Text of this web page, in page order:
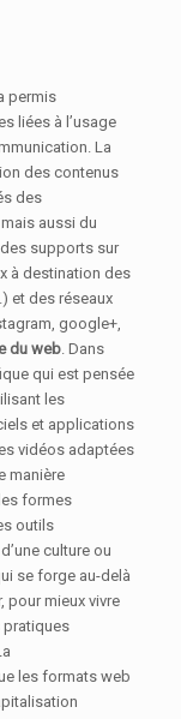
permis
liées à l’usage
La
des contenus
des
aussi du
supports sur
à destination des
et des réseaux
google+,
du web. Dans
qui est pensée
les
et applications
vidéos adaptées
manière
formes
outils
culture ou
se forge au-delà
pour mieux vivre
pratiques
les formats web